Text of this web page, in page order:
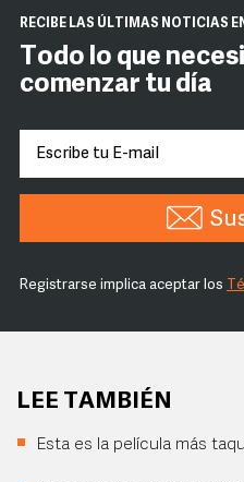
RECIBE LAS ÚLTIMAS NOTICIAS
Todo lo que
comenzar tu día
Registrarse implica aceptar los
LEE TAMBIÉN
Esta es la película más